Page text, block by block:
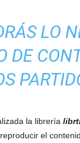
LO
DE
la librería
el